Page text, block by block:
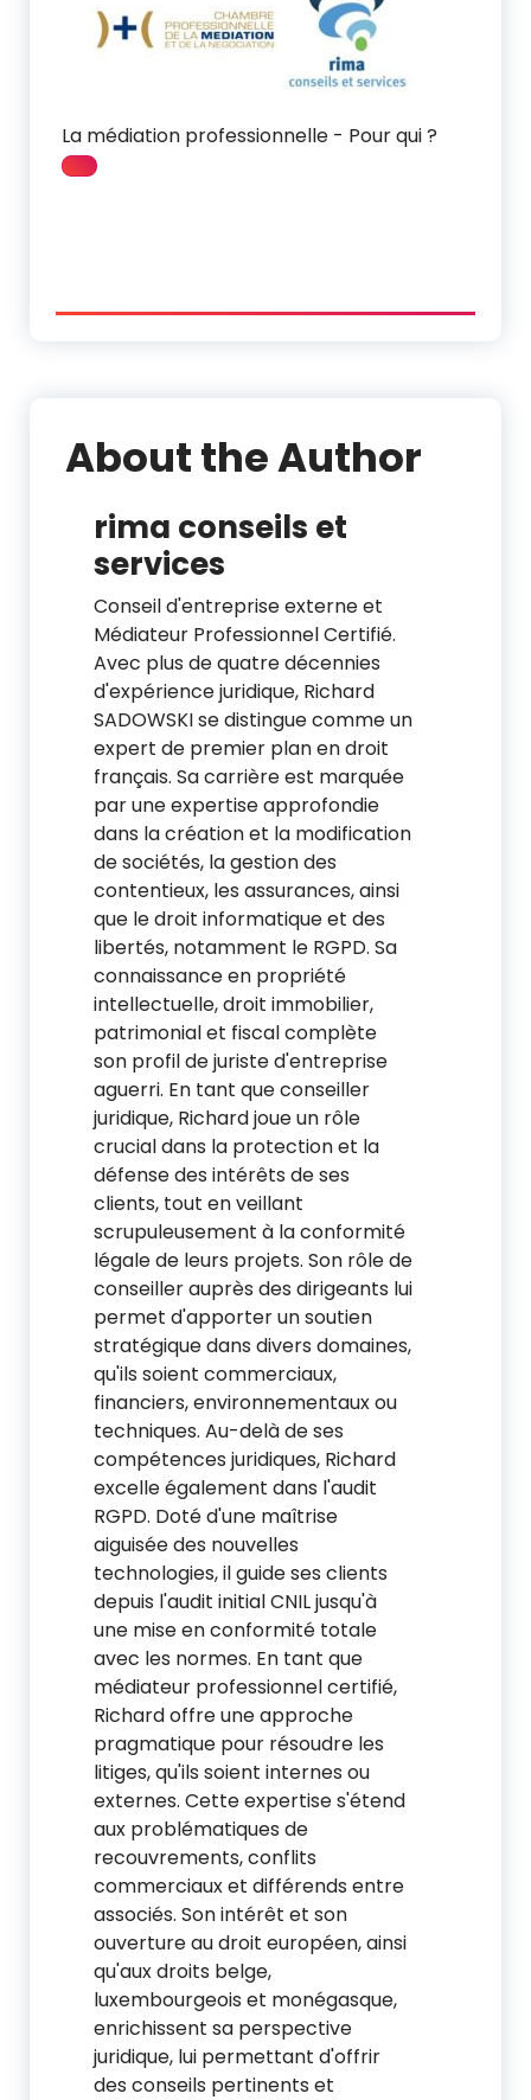
La médiation professionnelle - Pour qui ?
About the Author
rima conseils et
services
Conseil d'entreprise externe et
Médiateur Professionnel Certifié.
Avec plus de quatre décennies
d'expérience juridique, Richard
SADOWSKI se distingue comme un
expert de premier plan en droit
français. Sa carrière est marquée
par une expertise approfondie
dans la création et la modification
de sociétés, la gestion des
contentieux, les assurances, ainsi
que le droit informatique et des
libertés, notamment le RGPD. Sa
connaissance en propriété
intellectuelle, droit immobilier,
patrimonial et fiscal complète
son profil de juriste d'entreprise
aguerri. En tant que conseiller
juridique, Richard joue un rôle
crucial dans la protection et la
défense des intérêts de ses
clients, tout en veillant
scrupuleusement à la conformité
légale de leurs projets. Son rôle de
conseiller auprès des dirigeants lui
permet d'apporter un soutien
stratégique dans divers domaines,
qu'ils soient commerciaux,
financiers, environnementaux ou
techniques. Au-delà de ses
compétences juridiques, Richard
excelle également dans l'audit
RGPD. Doté d'une maîtrise
aiguisée des nouvelles
technologies, il guide ses clients
depuis l'audit initial CNIL jusqu'à
une mise en conformité totale
avec les normes. En tant que
médiateur professionnel certifié,
Richard offre une approche
pragmatique pour résoudre les
litiges, qu'ils soient internes ou
externes. Cette expertise s'étend
aux problématiques de
recouvrements, conflits
commerciaux et différends entre
associés. Son intérêt et son
ouverture au droit européen, ainsi
qu'aux droits belge,
luxembourgeois et monégasque,
enrichissent sa perspective
juridique, lui permettant d'offrir
des conseils pertinents et